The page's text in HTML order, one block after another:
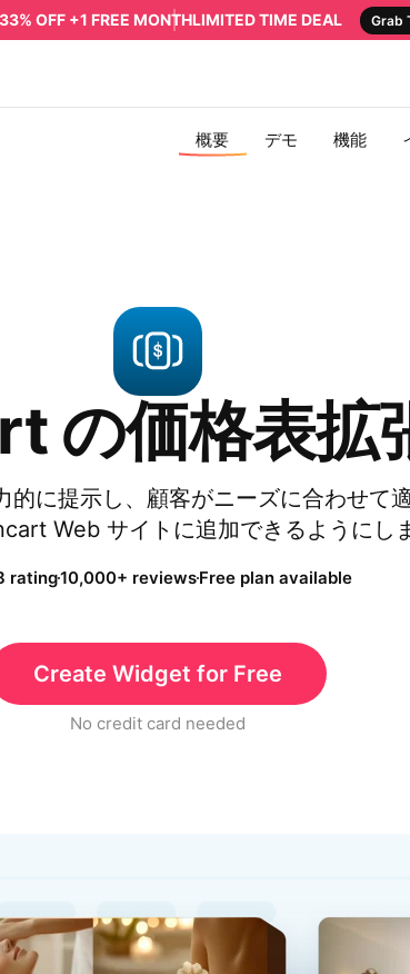
33% OFF +1 FREE MONTHLIMITED TIME DEAL Grab
概要 デモ 機能
の価格表拡
的に提示し、顧客がニーズに合わせて
Web サイトに追加できるようにし
rating10,000+ reviewsFree plan available
Create Widget for Free
No credit card needed